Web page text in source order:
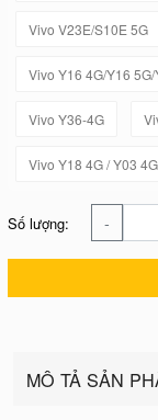
Vivo V23E/S10E 5G
Vivo Y16 4G/Y16
Vivo Y36-4G
Vivo Y18 4G / Y03 4G
Số lượng: -
MÔ TẢ SẢN